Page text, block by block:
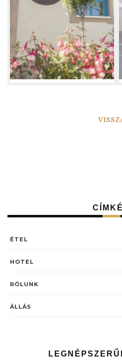
ÉTEL
HOTEL
RÓLUNK
ÁLLÁS